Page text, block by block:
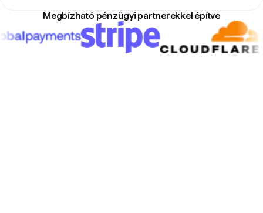
Megbízható pénzügyi partnerekkel építve